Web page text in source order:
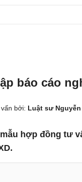
báo cáo
bởi: Luật sư
hợp đồng tư